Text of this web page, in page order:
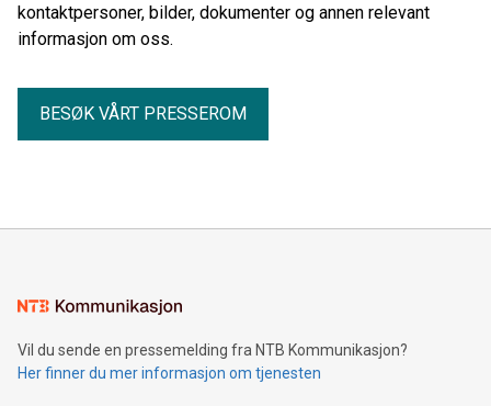
kontaktpersoner, bilder, dokumenter og annen relevant
informasjon om oss.
BESØK VÅRT PRESSEROM
Vil du sende en pressemelding fra NTB Kommunikasjon?
Her finner du mer informasjon om tjenesten